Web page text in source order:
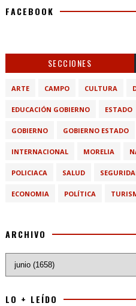
FACEBOOK
SECCIONES
ARTE CAMPO CULTURA
EDUCACIÓN GOBIERNO ESTADO
GOBIERNO GOBIERNO ESTADO
INTERNACIONAL MORELIA
POLICIACA SALUD
ECONOMIA POLÍTICA
ARCHIVO
LO + LEÍDO